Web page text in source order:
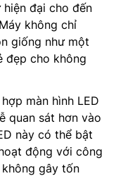
đại cho đến
không chỉ
giống như một
đẹp cho không
màn hình LED
quan sát hơn vào
này có thể bật
động với công
gây tốn